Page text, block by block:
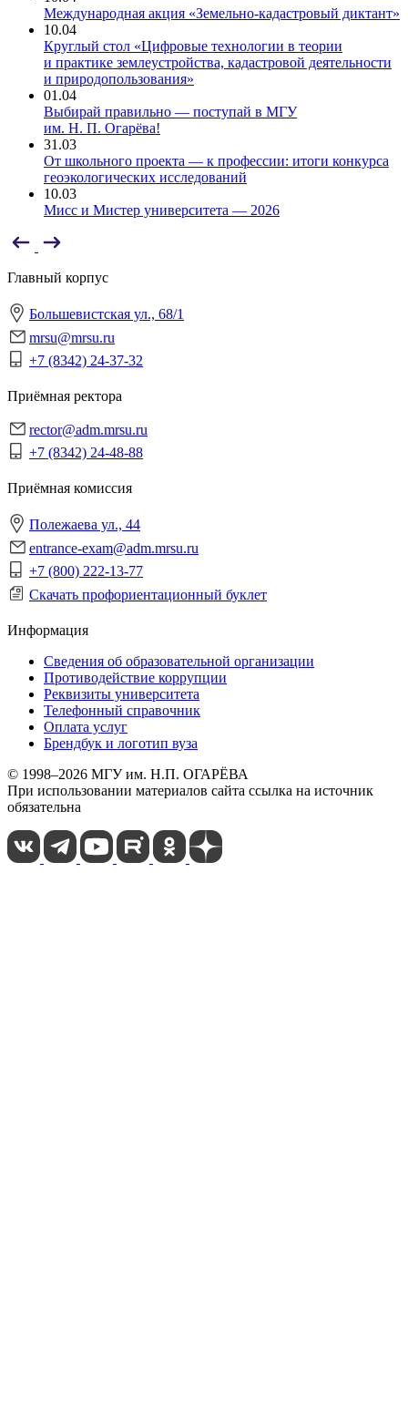
Международная акция «Земельно-кадастровый диктант»
10.04
Круглый стол «Цифровые технологии в теории
и практике землеустройства, кадастровой деятельности
и природопользования»
01.04
Выбирай правильно — поступай в МГУ
им. Н. П. Огарёва!
31.03
От школьного проекта — к профессии: итоги конкурса
геоэкологических исследований
10.03
Мисс и Мистер университета — 2026
Главный корпус
Большевистская ул., 68/1
mrsu@mrsu.ru
+7 (8342) 24-37-32
Приёмная ректора
rector@adm.mrsu.ru
+7 (8342) 24-48-88
Приёмная комиссия
Полежаева ул., 44
entrance-exam@adm.mrsu.ru
+7 (800) 222-13-77
Скачать профориентационный буклет
Информация
Сведения об образовательной организации
Противодействие коррупции
Реквизиты университета
Телефонный справочник
Оплата услуг
Брендбук и логотип вуза
© 1998–2026 МГУ им. Н.П. ОГАРЁВА
При использовании материалов сайта ссылка на источник
обязательна